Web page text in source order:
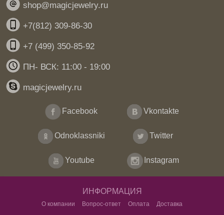
shop@magicjewelry.ru
+7(812) 309-86-30
+7 (499) 350-85-92
ПН- ВСК: 11:00 - 19:00
magicjewelry.ru
Facebook Vkontakte
Odnoklassniki Twitter
Youtube Instagram
ИНФОРМАЦИЯ
О компании Вопрос-ответ Оплата Доставка